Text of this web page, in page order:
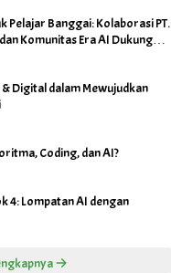
Pelajar Banggai: Kolaborasi PT.
Komunitas Era AI Dukung
Digital dalam Mewujudkan
Coding, dan AI?
4: Lompatan AI dengan